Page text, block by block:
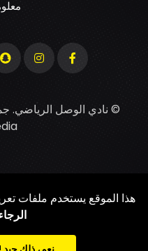
© نادي الوصل الرياضي.
هذا الموقع يستخدم ملفات